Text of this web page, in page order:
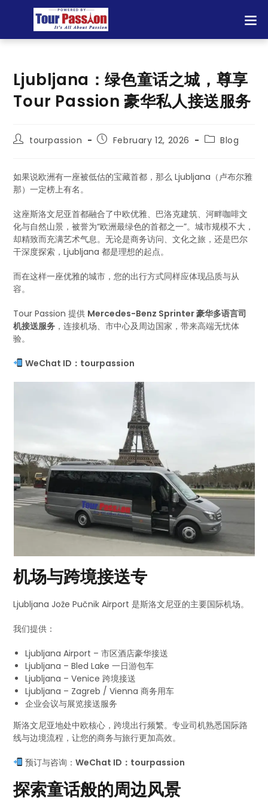
Ljubljana：绿色童话之城，尊享
Tour Passion 豪华私人接送服务
tourpassion February 12, 2026 Blog
如果说欧洲有一座被低估的宝藏首都，那么 Ljubljana（卢布尔雅
那）一定榜上有名。
这座斯洛文尼亚首都融合了中欧优雅、巴洛克建筑、河畔咖啡文
化与自然山景，被誉为“欧洲最绿色的首都之一”。城市规模不大，
却精致而充满艺术气息。无论是商务访问、文化之旅，还是巴尔
干深度探索，Ljubljana 都是理想的起点。
而在这样一座优雅的城市，您的出行方式同样应体现品质与从
容。
Tour Passion 提供 Mercedes-Benz Sprinter 豪华多语言司
机接送服务 ，连接机场、市中心及周边国家，带来高端无忧体
验。
WeChat ID：tourpassion
机场与跨境接送专
Ljubljana Jože Pučnik Airport 是斯洛文尼亚的主要国际机场。
我们提供：
Ljubljana Airport – 市区酒店豪华接送
Ljubljana – Bled Lake 一日游包车
Ljubljana – Venice 跨境接送
Ljubljana – Zagreb / Vienna 商务用车
企业会议与展览接送服务
斯洛文尼亚地处中欧核心，跨境出行频繁。专业司机熟悉国际路
线与边境流程，让您的商务与旅行更加高效。
预订与咨询：WeChat ID：tourpassion
探索童话般的周边风景